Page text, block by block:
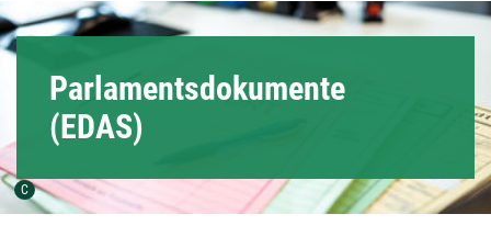
C Urheber der Grafik:
Parlamentsdokumente
(EDAS)